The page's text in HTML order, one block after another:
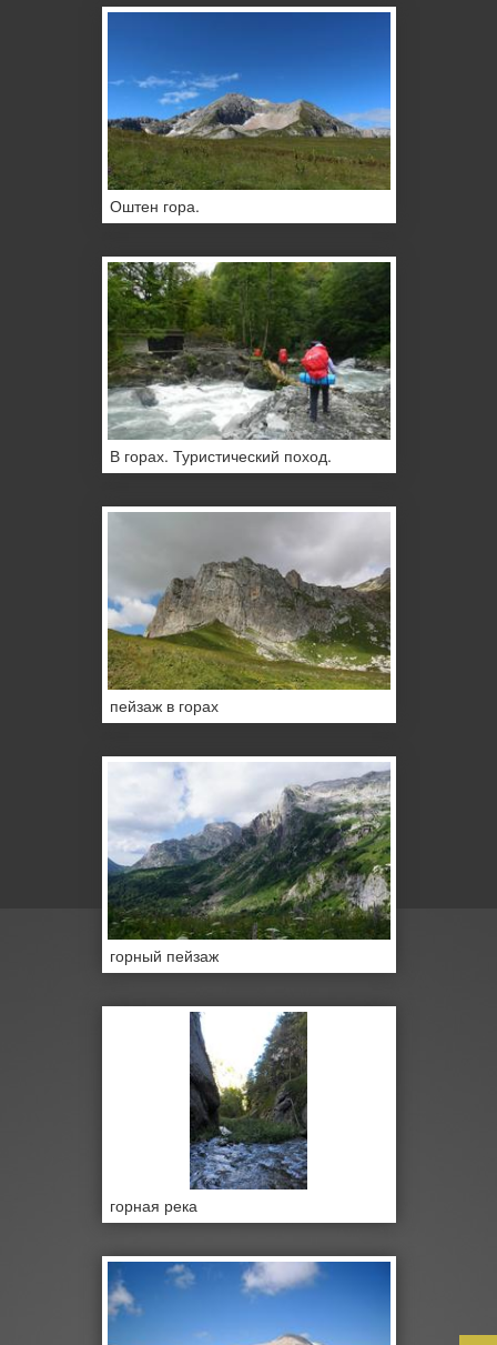
Оштен гора.
В горах. Туристический поход.
пейзаж в горах
горный пейзаж
горная река